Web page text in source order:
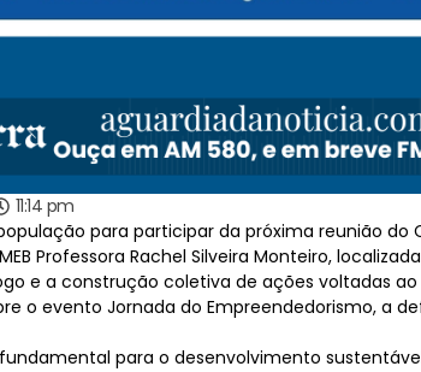
11:14 pm
para participar da próxima reunião do
Professora Rachel Silveira Monteiro,
e a construção coletiva de ações voltadas
o evento Jornada do Empreendedorismo, a
para o desenvolvimento